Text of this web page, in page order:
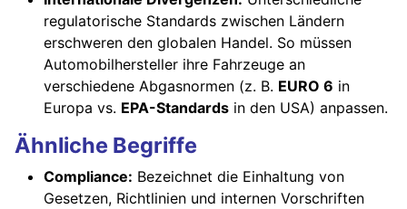
regulatorische Standards zwischen Ländern
erschweren den globalen Handel. So müssen
Automobilhersteller ihre Fahrzeuge an
verschiedene Abgasnormen (z. B. EURO 6 in
Europa vs. EPA-Standards in den USA) anpassen.
Ähnliche Begriffe
Compliance: Bezeichnet die Einhaltung von
Gesetzen, Richtlinien und internen Vorschriften